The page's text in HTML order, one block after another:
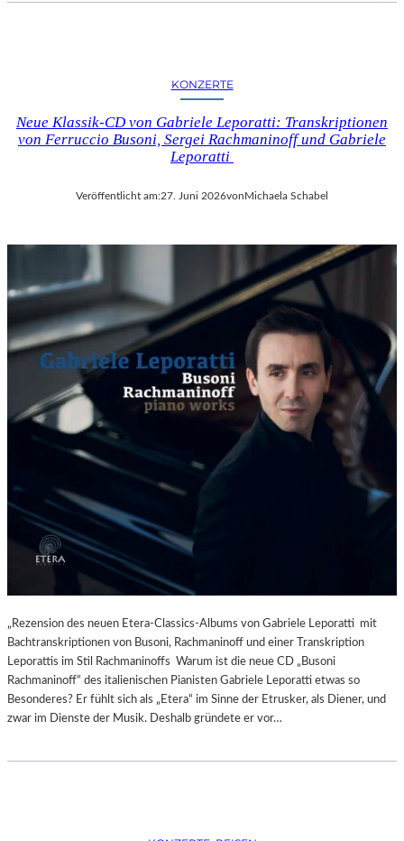
KONZERTE
Neue Klassik-CD von Gabriele Leporatti: Transkriptionen
von Ferruccio Busoni, Sergei Rachmaninoff und Gabriele
Leporatti
Veröffentlicht am:27. Juni 2026vonMichaela Schabel
„Rezension des neuen Etera-Classics-Albums von Gabriele Leporatti mit
Bachtranskriptionen von Busoni, Rachmaninoff und einer Transkription
Leporattis im Stil Rachmaninoffs Warum ist die neue CD „Busoni
Rachmaninoff“ des italienischen Pianisten Gabriele Leporatti etwas so
Besonderes? Er fühlt sich als „Etera“ im Sinne der Etrusker, als Diener, und
zwar im Dienste der Musik. Deshalb gründete er vor…